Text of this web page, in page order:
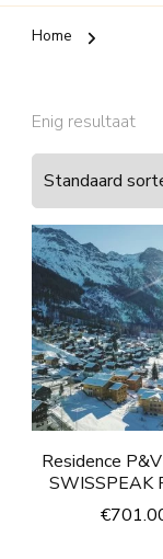
Home
Enig resultaat
Residence
SWISSPEAK
€